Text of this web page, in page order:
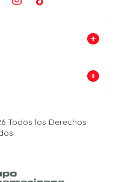
Todos los Derechos